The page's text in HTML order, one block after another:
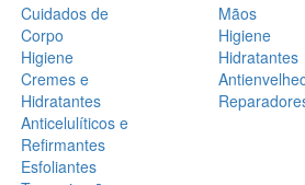
Cuidados de
Corpo
Higiene
Cremes e
Hidratantes
Anticelulíticos e
Refirmantes
Esfoliantes
Mãos
Higiene
Hidratantes